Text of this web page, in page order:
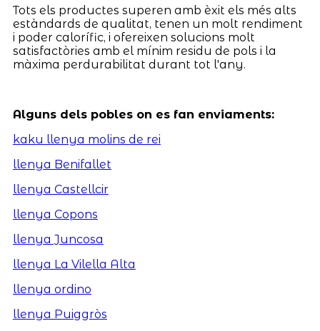
Tots els productes superen amb èxit els més alts
estàndards de qualitat, tenen un molt rendiment
i poder calorífic, i ofereixen solucions molt
satisfactòries amb el mínim residu de pols i la
màxima perdurabilitat durant tot l'any.
Alguns dels pobles on es fan enviaments:
kaku llenya molins de rei
llenya Benifallet
llenya Castellcir
llenya Copons
llenya Juncosa
llenya La Vilella Alta
llenya ordino
llenya Puiggròs